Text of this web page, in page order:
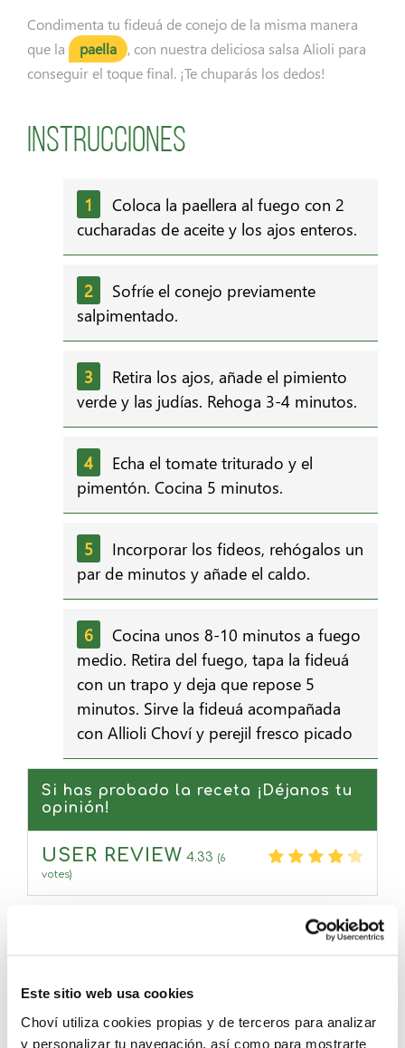
Este sitio web usa cookies
Choví utiliza cookies propias y de terceros para analizar
y personalizar tu navegación, así como para mostrarte
Condimenta tu fideuá de conejo de la misma manera
que la
paella
, con nuestra deliciosa salsa Alioli para
conseguir el toque final. ¡Te chuparás los dedos!
Instrucciones
Coloca la paellera al fuego con 2
cucharadas de aceite y los ajos enteros.
Sofríe el conejo previamente
salpimentado.
Retira los ajos, añade el pimiento
verde y las judías. Rehoga 3-4 minutos.
Echa el tomate triturado y el
pimentón. Cocina 5 minutos.
Incorporar los fideos, rehógalos un
par de minutos y añade el caldo.
Cocina unos 8-10 minutos a fuego
medio. Retira del fuego, tapa la fideuá
con un trapo y deja que repose 5
minutos. Sirve la fideuá acompañada
con Allioli Choví y perejil fresco picado
Si has probado la receta ¡Déjanos tu
opinión!
USER REVIEW 4.33 (6
votes)
Compártelo ahora